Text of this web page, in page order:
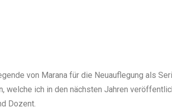
von Marana für die Neuauflegung als
welche ich in den nächsten Jahren
Dozent.